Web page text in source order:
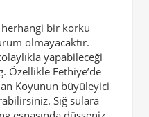
bir korku
olmayacaktır.
yapabileceği
Fethiye’de
Koyunun büyüleyici
Sığ sulara